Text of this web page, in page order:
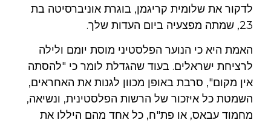
לדקור את שלומית קריגמן, בוגרת אוניברסיטה בת
23, שמתה מפצעיה ביום העדות שלך.
האמת היא כי הנוער הפלסטיני מוסת יומם ולילה
לרציחת ישראלים. בעוד שהגדלת לומר כי "להסתה
אין מקום", סרבת באופן מכוון לגנות את האחראים,
השמטת כל איזכור של הרשות הפלסטינית, ונשיאה,
מחמוד עבאס, או פת"ח, כל אחד מהם היללו את